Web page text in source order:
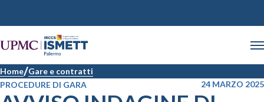
Home Gare e contratti
PROCEDURE DI GARA
24 MARZO 2025